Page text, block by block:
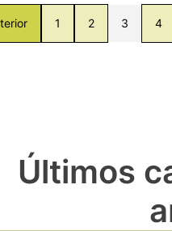
1 2 3 4
Últimos